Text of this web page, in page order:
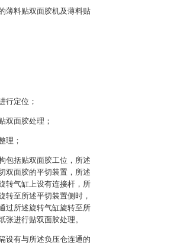
薄料贴双面胶机及薄料贴
行定位；
双面胶处理；
理；
包括贴双面胶工位，所述
双面胶的平切装置，所述
转气缸上设有连接杆，所
转至所述平切装置侧时，
过所述旋转气缸旋转至所
进行贴双面胶处理。
设有与所述负压仓连通的